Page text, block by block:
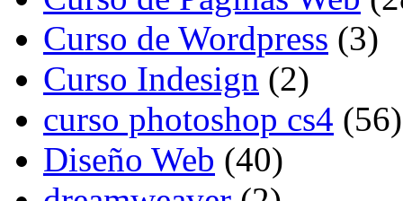
Curso de Wordpress (3)
Curso Indesign (2)
curso photoshop cs4 (56)
Diseño Web (40)